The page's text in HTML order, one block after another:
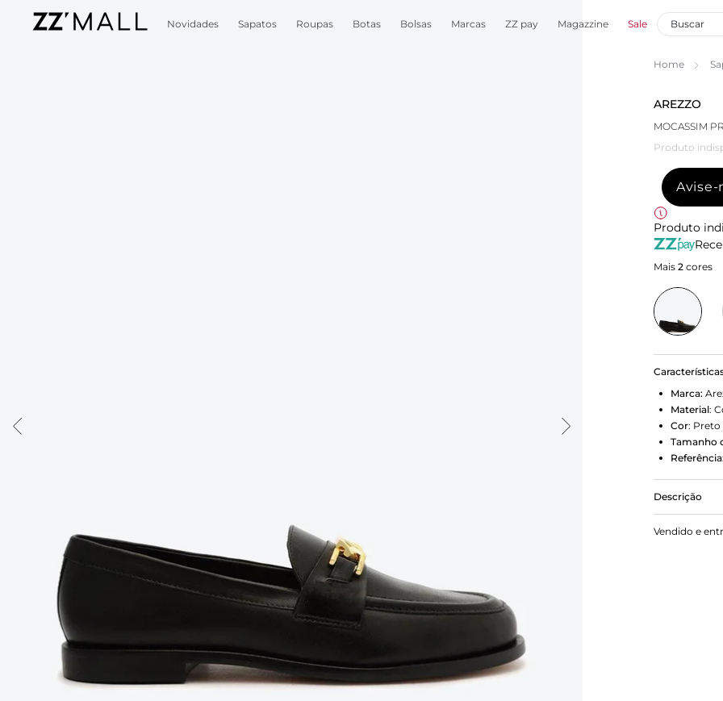
Novidades Sapatos Roupas Botas Bolsas Marcas ZZ pay Magazzine Sale
Home
AREZZO
MOCASSIM
Produto
Avise-
Produto
Mais 2 cores
Marca:
Material:
Cor: Preto
Tamanho
Referência:
Descrição
Mocassim
redondo.
Vendido e